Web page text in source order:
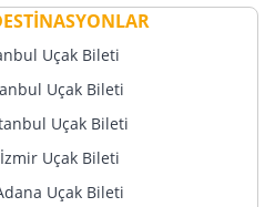
Uçak Bileti
Uçak Bileti
Uçak Bileti
Uçak Bileti
Uçak Bileti